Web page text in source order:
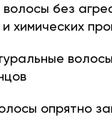
без
химических
опрятно